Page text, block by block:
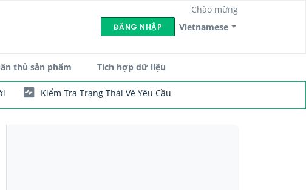
Vietnamese
Chào mừng
ĐĂNG NHẬP
thủ sản phẩm Tích hợp dữ liệu
Kiểm Tra Trạng Thái Vé Yêu Cầu